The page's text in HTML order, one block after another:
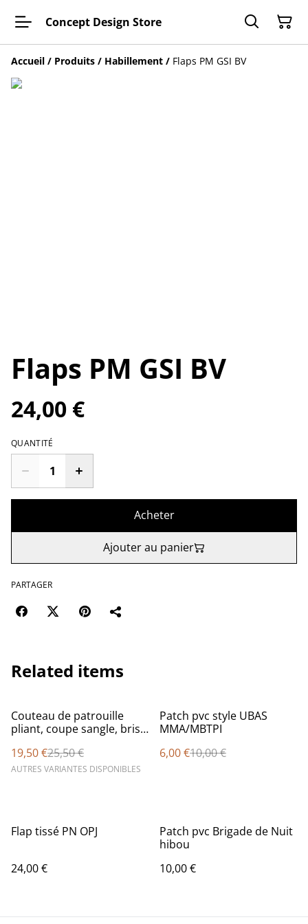
Concept Design Store
Accueil / Produits / Habillement / Flaps PM GSI BV
Flaps PM GSI BV
24,00 €
QUANTITÉ
Acheter
Ajouter au panier
PARTAGER
Related items
%
Couteau de patrouille
pliant, coupe sangle, brise
19,50 €25,50 €
AUTRES VARIANTES DISPONIBLES
%
Patch pvc style UBAS
MMA/MBTPI
6,00 €10,00 €
Flap tissé PN OPJ
24,00 €
Patch pvc Brigade de Nuit
hibou
10,00 €